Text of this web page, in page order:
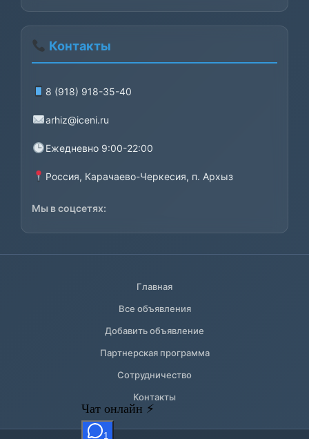
Контакты
8 (918) 918-35-40
arhiz@iceni.ru
Ежедневно 9:00-22:00
Россия, Карачаево-Черкесия, п. Архыз
Мы в соцсетях:
Главная
Все объявления
Добавить объявление
Партнерская программа
Сотрудничество
Контакты